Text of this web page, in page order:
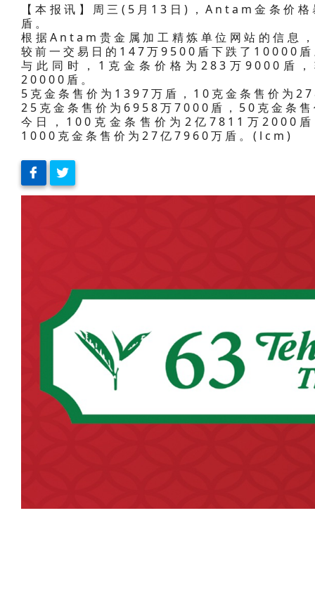
【本报讯】周三(5月13日)，Antam金条价
盾。
根据Antam贵金属加工精炼单位网站的信息
较前一交易日的147万9500盾下跌了10000
与此同时，1克金条价格为283万9000盾
20000盾。
5克金条售价为1397万盾，10克金条售价为
25克金条售价为6958万7000盾，50克金条
今日，100克金条售价为2亿7811万2000
1000克金条售价为27亿7960万盾。(lcm)